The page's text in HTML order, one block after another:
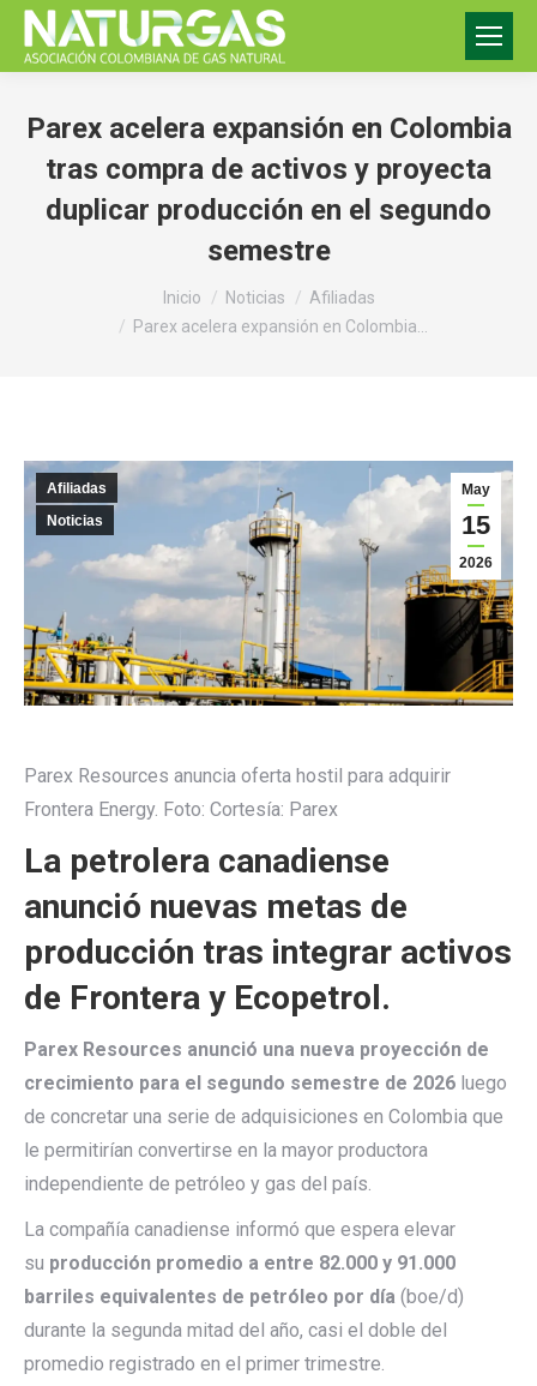
Parex acelera expansión en Colombia
tras compra de activos y proyecta
duplicar producción en el segundo
semestre
Inicio Noticias
Afiliadas
Parex acelera expansión en Colombia…
May
15
2026
Afiliadas
Noticias
Parex Resources anuncia oferta hostil para adquirir
Frontera Energy. Foto: Cortesía: Parex
La petrolera canadiense
anunció nuevas metas de
producción tras integrar activos
de Frontera y Ecopetrol.
Parex Resources anunció una nueva proyección de
crecimiento para el segundo semestre de 2026 luego
de concretar una serie de adquisiciones en Colombia que
le permitirían convertirse en la mayor productora
independiente de petróleo y gas del país.
La compañía canadiense informó que espera elevar
su producción promedio a entre 82.000 y 91.000
barriles equivalentes de petróleo por día (boe/d)
durante la segunda mitad del año, casi el doble del
promedio registrado en el primer trimestre.